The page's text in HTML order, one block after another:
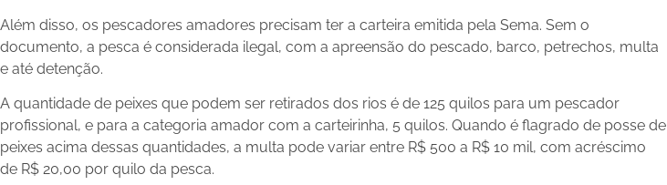
Além disso, os pescadores amadores precisam ter a carteira emitida pela Sema. Sem o
documento, a pesca é considerada ilegal, com a apreensão do pescado, barco, petrechos, multa
e até detenção.
A quantidade de peixes que podem ser retirados dos rios é de 125 quilos para um pescador
profissional, e para a categoria amador com a carteirinha, 5 quilos. Quando é flagrado de posse de
peixes acima dessas quantidades, a multa pode variar entre R$ 500 a R$ 10 mil, com acréscimo
de R$ 20,00 por quilo da pesca.